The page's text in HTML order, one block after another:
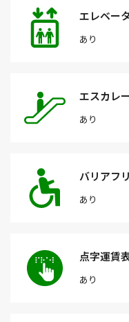
エレベー
あり
エスカレ
あり
バリアフ
あり
点字運賃
あり